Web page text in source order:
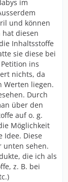
im
und können
hat diesen
Inhaltsstoffe
sie diese bei
ins
nichts, da
Werten liegen.
Durch
über den
auf o. g.
Möglichkeit
Idee. Diese
unten sehen.
die ich als
z. B. bei